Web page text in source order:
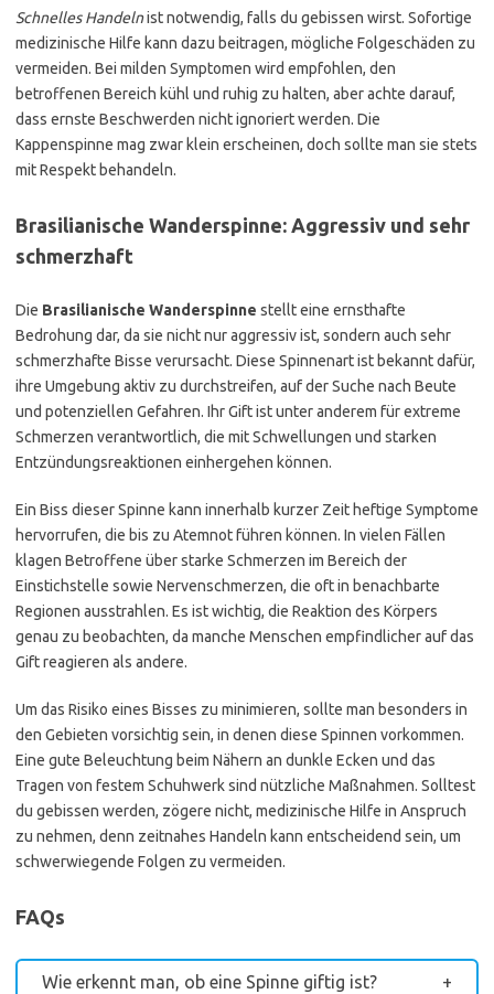
Schnelles Handelnist notwendig, falls du gebissen wirst. Sofortige
medizinische Hilfe kann dazu beitragen, mögliche Folgeschäden zu
vermeiden. Bei milden Symptomen wird empfohlen, den
betroffenen Bereich kühl und ruhig zu halten, aber achte darauf,
dass ernste Beschwerden nicht ignoriert werden. Die
Kappenspinne mag zwar klein erscheinen, doch sollte man sie stets
mit Respekt behandeln.
Brasilianische Wanderspinne: Aggressiv und sehr
schmerzhaft
Die Brasilianische Wanderspinne stellt eine ernsthafte
Bedrohung dar, da sie nicht nur aggressiv ist, sondern auch sehr
schmerzhafte Bisse verursacht. Diese Spinnenart ist bekannt dafür,
ihre Umgebung aktiv zu durchstreifen, auf der Suche nach Beute
und potenziellen Gefahren. Ihr Gift ist unter anderem für extreme
Schmerzen verantwortlich, die mit Schwellungen und starken
Entzündungsreaktionen einhergehen können.
Ein Biss dieser Spinne kann innerhalb kurzer Zeit heftige Symptome
hervorrufen, die bis zu Atemnot führen können. In vielen Fällen
klagen Betroffene über starke Schmerzen im Bereich der
Einstichstelle sowie Nervenschmerzen, die oft in benachbarte
Regionen ausstrahlen. Es ist wichtig, die Reaktion des Körpers
genau zu beobachten, da manche Menschen empfindlicher auf das
Gift reagieren als andere.
Um das Risiko eines Bisses zu minimieren, sollte man besonders in
den Gebieten vorsichtig sein, in denen diese Spinnen vorkommen.
Eine gute Beleuchtung beim Nähern an dunkle Ecken und das
Tragen von festem Schuhwerk sind nützliche Maßnahmen. Solltest
du gebissen werden, zögere nicht, medizinische Hilfe in Anspruch
zu nehmen, denn zeitnahes Handeln kann entscheidend sein, um
schwerwiegende Folgen zu vermeiden.
FAQs
Wie erkennt man, ob eine Spinne giftig ist?